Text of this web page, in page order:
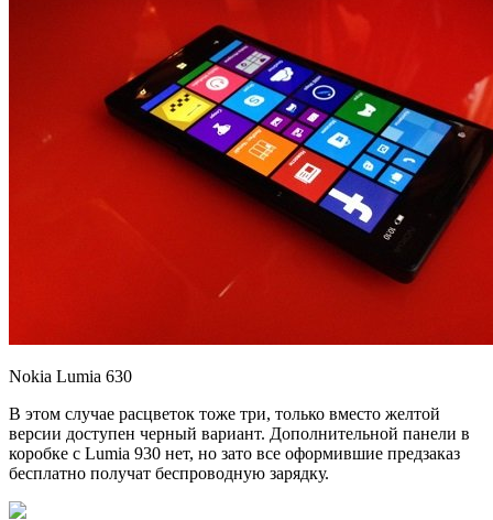
Nokia Lumia 630
В этом случае расцветок тоже три, только вместо желтой
версии доступен черный вариант. Дополнительной панели в
коробке с Lumia 930 нет, но зато все оформившие предзаказ
бесплатно получат беспроводную зарядку.